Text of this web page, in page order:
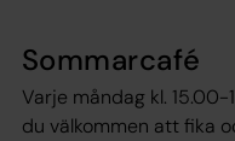
Sommarcafé
Varje måndag kl.
du välkommen att fika